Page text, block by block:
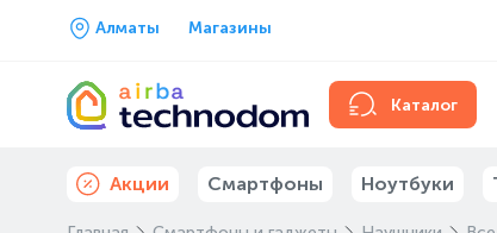
Алматы Магазины
Каталог
Акции Смартфоны Ноутбуки